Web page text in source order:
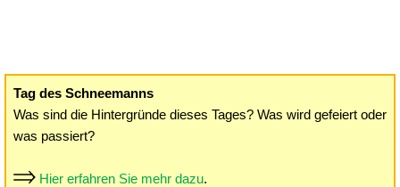
Tag des Schneemanns
Was sind die Hintergründe dieses Tages? Was wird gefeiert oder
was passiert?
Hier erfahren Sie mehr dazu.